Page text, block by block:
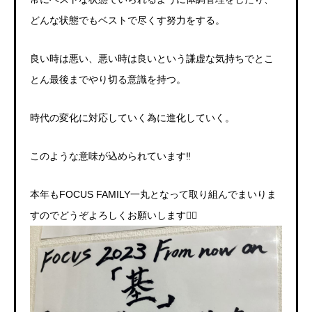
どんな状態でもベストで尽くす努力をする。
良い時は悪い、悪い時は良いという謙虚な気持ちでとこ
とん最後までやり切る意識を持つ。
時代の変化に対応していく為に進化していく。
このような意味が込められています‼️
本年もFOCUS FAMILY一丸となって取り組んでまいりま
すのでどうぞよろしくお願いします🙇‍♂️